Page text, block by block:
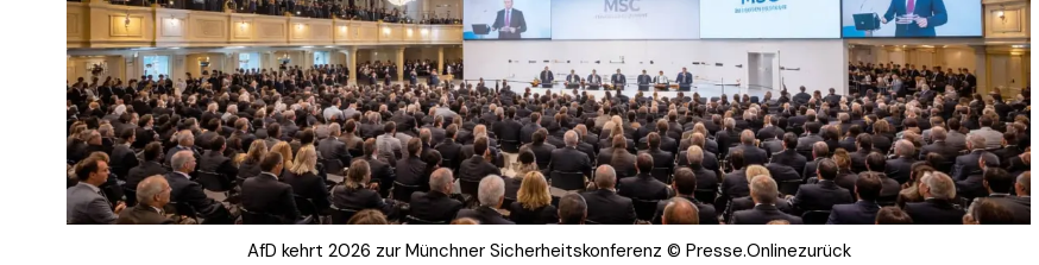
AfD kehrt 2026 zur Münchner Sicherheitskonferenz © Presse.Onlinezurück